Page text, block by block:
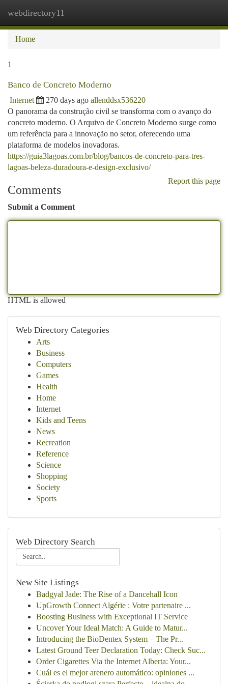
webdirectory11
Home
1
Banco de Concreto Moderno
Internet 270 days ago allenddsx536220
O panorama da construção civil se transforma com o avanço do
concreto moderno. O Arquivo de Concreto Moderno surge como
um referência para a innovação no setor, oferecendo uma
plataforma de modelos inovadoras.
https://guia3lagoas.com.br/blog/bancos-de-concreto-para-tres-
lagoas-beleza-duradoura-e-design-exclusivo/
Report this page
Comments
Submit a Comment
HTML is allowed
Web Directory Categories
Arts
Business
Computers
Games
Health
Home
Internet
Kids and Teens
News
Recreation
Reference
Science
Shopping
Society
Sports
Web Directory Search
New Site Listings
Badgyal Jade: The Rise of a Dancehall Icon
UpGrowth Connect Algérie : Votre partenaire ...
Boosting Business with Exceptional IT Service
Uncover Your Ideal Match: A Guide to Matur...
Introducing the BioDentex System – The Pr...
Latest Ground Teer Declaration Today: Check Suc...
Order Cigarettes Via the Internet Alberta: Your...
Cuál es el mejor arenero automático: opiniones ...